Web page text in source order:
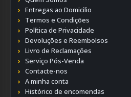
Entregas ao Domicilio
Termos e Condições
Política de Privacidade
Devoluções e Reembolsos
Livro de Reclamações
Serviço Pós-Venda
Contacte-nos
A minha conta
Histórico de encomendas